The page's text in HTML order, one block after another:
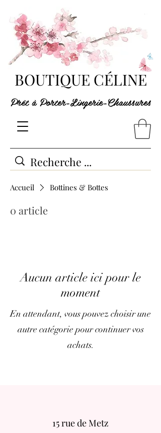
BOUTIQUE CÉLINE
Prêt à Porter-Lingerie-Chaussures
Accueil Bottines & Bottes
0 article
Aucun article ici pour le
moment
En attendant, vous pouvez choisir une
autre catégorie pour continuer vos
achats.
15 rue de Metz